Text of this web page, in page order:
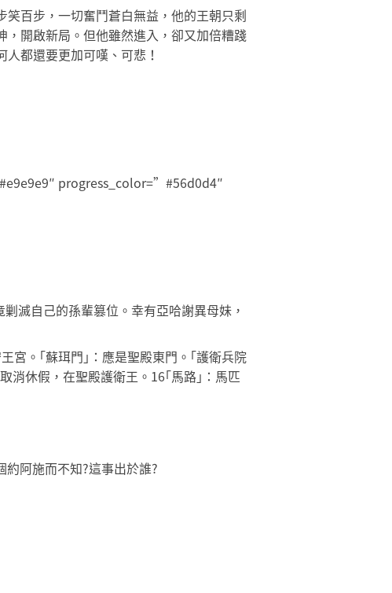
百步，一切奮鬥蒼白無益，他的王朝只剩
開啟新局。但他雖然進入，卻又加倍糟踐
都還要更加可嘆、可悲！
progress_color=”#56d0d4″
滅自己的孫輩篡位。幸有亞哈謝異母妹，
宮。｢蘇珥門｣：應是聖殿東門。｢護衛兵院
消休假，在聖殿護衛王。16｢馬路｣：馬匹
阿施而不知?這事出於誰?